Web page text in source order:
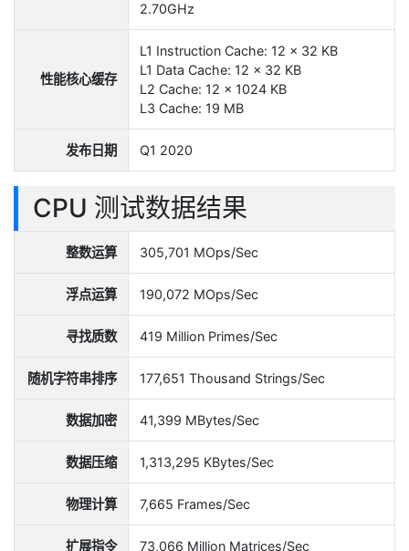
2.70GHz
性能核心缓存
L1 Instruction Cache: 12 x 32 KB
L1 Data Cache: 12 x 32 KB
L2 Cache: 12 x 1024 KB
L3 Cache: 19 MB
发布日期 Q1 2020
CPU 测试数据结果
整数运算 305,701 MOps/Sec
浮点运算 190,072 MOps/Sec
寻找质数 419 Million Primes/Sec
随机字符串排序 177,651 Thousand Strings/Sec
数据加密 41,399 MBytes/Sec
数据压缩 1,313,295 KBytes/Sec
物理计算 7,665 Frames/Sec
扩展指令 73,066 Million Matrices/Sec